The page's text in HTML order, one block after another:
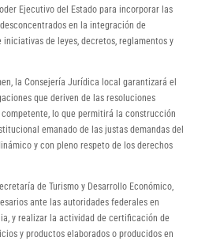
Ejecutivo del Estado para incorporar las
en la integración de
de leyes, decretos, reglamentos y
la Consejería Jurídica local garantizará el
que deriven de las resoluciones
lo que permitirá la construcción
emanado de las justas demandas del
y con pleno respeto de los derechos
de Turismo y Desarrollo Económico,
ante las autoridades federales en
y realizar la actividad de certificación de
y productos elaborados o producidos en